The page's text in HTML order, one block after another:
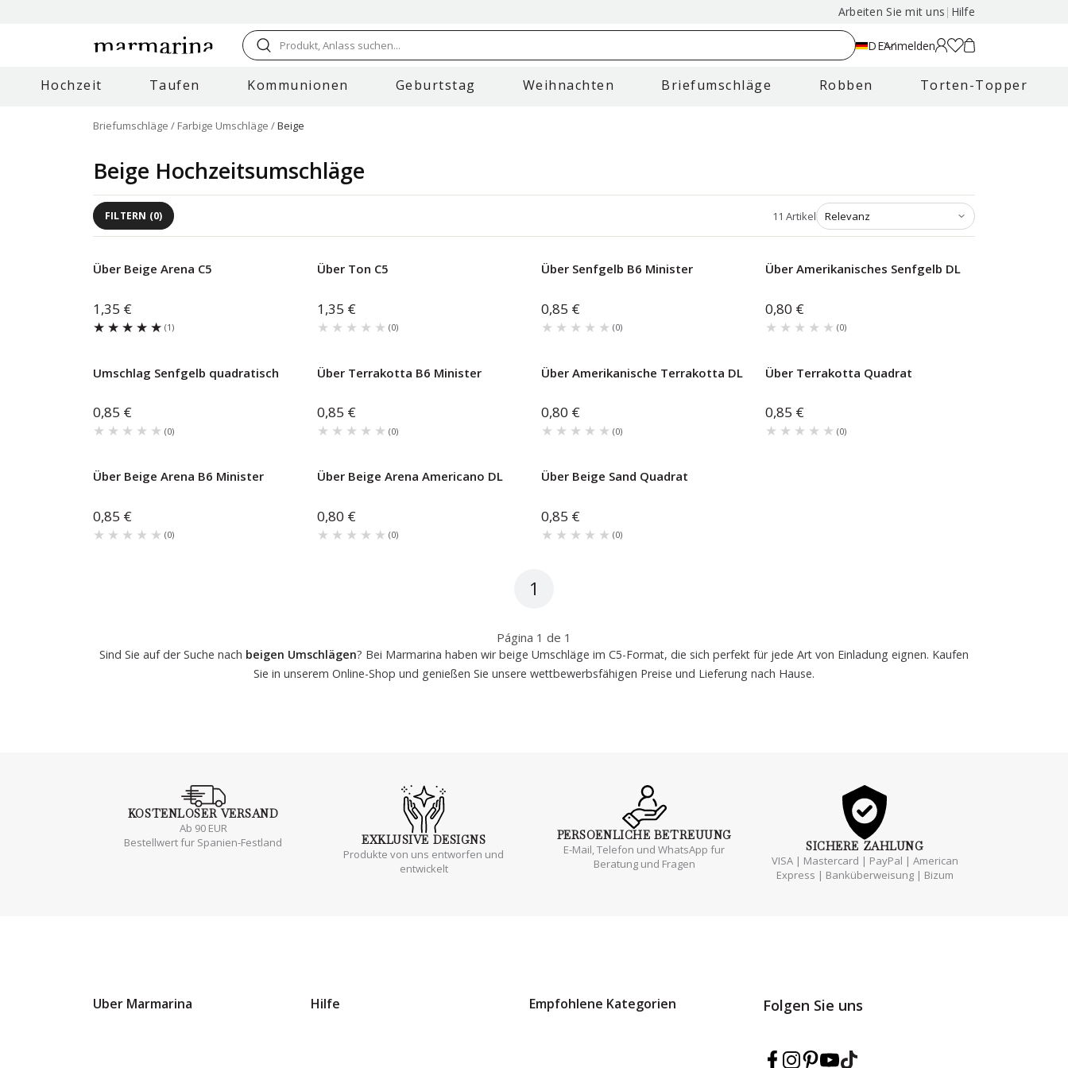
Arbeiten Sie mit uns | Hilfe
Produkt, Anlass suchen... DEAnmelden
Hochzeit Taufen Kommunionen Geburtstag Weihnachten Briefumschläge Robben Torten-Topper
Briefumschläge Farbige Umschläge Beige
Beige Hochzeitsumschläge
FILTERN (0) 11 Artikel
Über Beige Arena C5
1,35 €
★★★★★
★★★★★ (1)
Über Ton C5
1,35 €
★★★★★
★★★★★ (0)
Über Senfgelb B6 Minister
0,85 €
★★★★★
★★★★★ (0)
Über Amerikanisches Senfgelb DL
0,80 €
★★★★★
★★★★★ (0)
Umschlag Senfgelb quadratisch
0,85 €
★★★★★
★★★★★ (0)
Über Terrakotta B6 Minister
0,85 €
★★★★★
★★★★★ (0)
Über Amerikanische Terrakotta DL
0,80 €
★★★★★
★★★★★ (0)
Über Terrakotta Quadrat
0,85 €
★★★★★
★★★★★ (0)
Über Beige Arena B6 Minister
0,85 €
★★★★★
★★★★★ (0)
Über Beige Arena Americano DL
0,80 €
★★★★★
★★★★★ (0)
Über Beige Sand Quadrat
0,85 €
★★★★★
★★★★★ (0)
1
Página 1 de 1
Sind Sie auf der Suche nach beigen Umschlägen? Bei Marmarina haben wir beige Umschläge im C5-Format, die sich perfekt für jede Art von Einladung eignen. Kaufen
Sie in unserem Online-Shop und genießen Sie unsere wettbewerbsfähigen Preise und Lieferung nach Hause.
KOSTENLOSER VERSAND
Ab 90 EUR
Bestellwert fur Spanien-Festland
EXKLUSIVE DESIGNS
Produkte von uns entworfen und
entwickelt
PERSOENLICHE BETREUUNG
E-Mail, Telefon und WhatsApp fur
Beratung und Fragen
SICHERE ZAHLUNG
VISA | Mastercard | PayPal | American
Express | Banküberweisung | Bizum
Uber Marmarina Hilfe Empfohlene Kategorien Folgen Sie uns